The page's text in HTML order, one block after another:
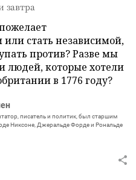
завтра
стать независимой,
против? Разве мы
людей, которые хотели
в 1776 году?
писатель и политик, был старшим
Никсоне, Джеральде Форде и Рональде